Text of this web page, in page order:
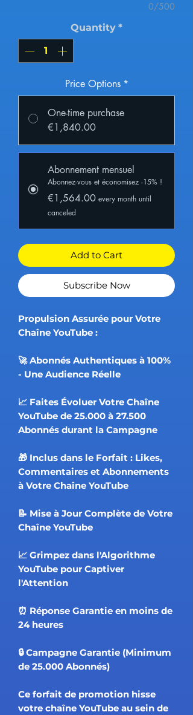
0/500
Quantity *
Price Options *
One-time purchase
€1,840.00
Abonnement mensuel
Abonnez-vous et économisez -15% !
€1,564.00 every month until
canceled
Add to Cart
Subscribe Now
Propulsion Assurée pour Votre
Chaîne YouTube :
🚀 Abonnés Authentiques à 100%
- Une Audience Réelle
📈 Faites Évoluer Votre Chaîne
YouTube de 25.000 à 27.500
Abonnés durant la Campagne
🎁 Inclus dans le Forfait : Likes,
Commentaires et Abonnements
à Votre Chaîne YouTube
📝 Mise à Jour Complète de Votre
Chaîne YouTube
📈 Grimpez dans l'Algorithme
YouTube pour Captiver
l'Attention
⏰ Réponse Garantie en moins de
24 heures
🔒 Campagne Garantie (Minimum
de 25.000 Abonnés)
Ce forfait de promotion hisse
votre chaîne YouTube au sein de